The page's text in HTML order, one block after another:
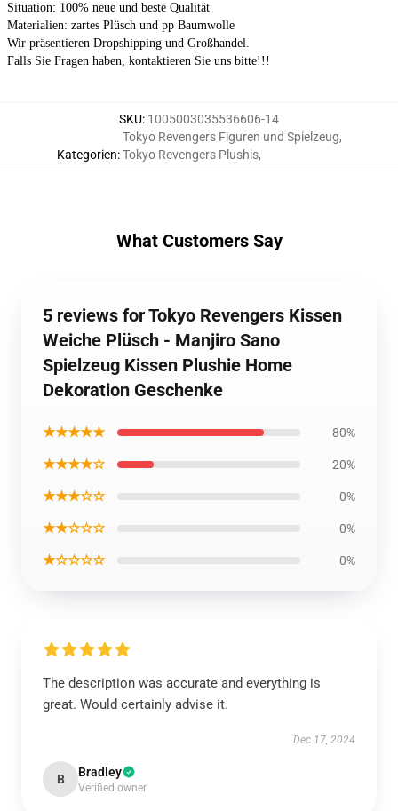
Situation: 100% neue und beste Qualität
Materialien: zartes Plüsch und pp Baumwolle
Wir präsentieren Dropshipping und Großhandel.
Falls Sie Fragen haben, kontaktieren Sie uns bitte!!!
SKU: 1005003035536606-14
Kategorien:
Tokyo Revengers Figuren und Spielzeug,
Tokyo Revengers Plushis,
What Customers Say
5 reviews for Tokyo Revengers Kissen
Weiche Plüsch - Manjiro Sano
Spielzeug Kissen Plushie Home
Dekoration Geschenke
★★★★★ 80%
★★★★☆ 20%
★★★☆☆ 0%
★★☆☆☆ 0%
★☆☆☆☆ 0%
The description was accurate and everything is
great. Would certainly advise it.
Dec 17, 2024
B Bradley
Verified owner